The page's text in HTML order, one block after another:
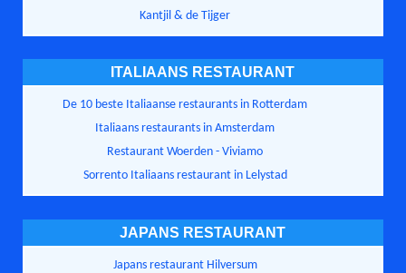
Kantjil & de Tijger
ITALIAANS RESTAURANT
De 10 beste Italiaanse restaurants in Rotterdam
Italiaans restaurants in Amsterdam
Restaurant Woerden - Viviamo
Sorrento Italiaans restaurant in Lelystad
JAPANS RESTAURANT
Japans restaurant Hilversum